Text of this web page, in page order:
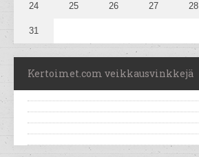
24 25 26 27 28
31
Kertoimet.com veikkausvinkkejä